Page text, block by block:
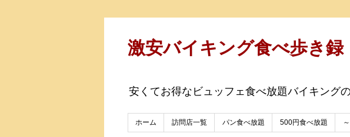
激安バイキング食べ歩き録
安くてお得なビュッフェ食べ放題バイキング
ホーム 訪問店一覧 パン食べ放題 500円食べ放題